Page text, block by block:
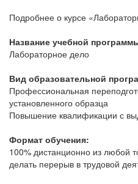
Подробнее о курсе
Название учебной
Лабораторное дело
Вид образовательной
Профессиональная
установленного образца
Повышение квалификации с
Формат обучения:
100% дистанционно из любой
делать перерыв в трудовой